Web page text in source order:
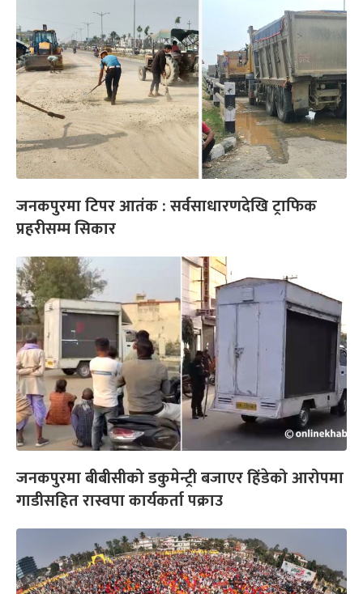
जनकपुरमा टिपर आतंक : सर्वसाधारणदेखि ट्राफिक
प्रहरीसम्म सिकार
जनकपुरमा बीबीसीको डकुमेन्ट्री बजाएर हिंडेको आरोपमा
गाडीसहित रास्वपा कार्यकर्ता पक्राउ